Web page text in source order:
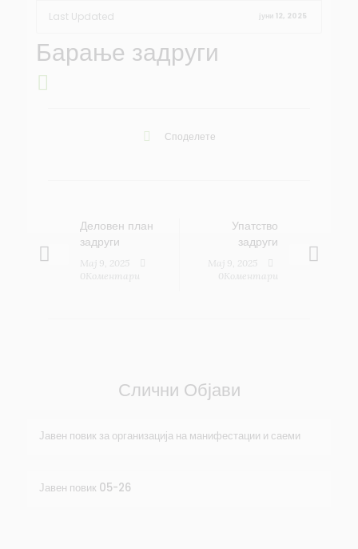
Last Updated јуни 12, 2025
Барање задруги
Споделете
Деловен план
задруги
Maj 9, 2025
0Коментари
Упатство
задруги
Maj 9, 2025
0Коментари
Слични Објави
Јавен повик за организација на манифестации и саеми
Јавен повик 05-26